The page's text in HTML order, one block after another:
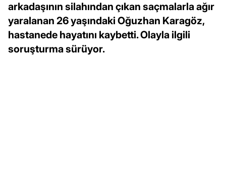
arkadaşının silahından çıkan saçmalarla ağır
yaralanan 26 yaşındaki Oğuzhan Karagöz,
hastanede hayatını kaybetti. Olayla ilgili
soruşturma sürüyor.